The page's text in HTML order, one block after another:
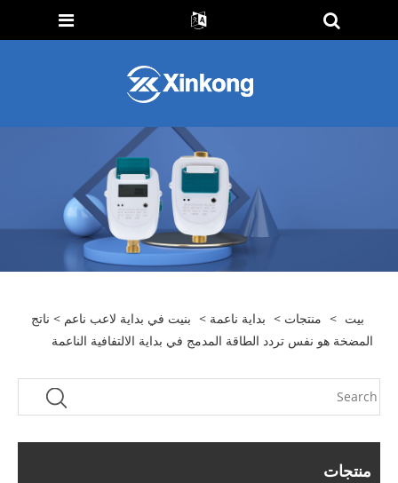
بيت > منتجات > بداية ناعمة > بنيت في بداية لاعب ناعم > ناتج
المضخة هو نفس تردد الطاقة المدمج في بداية الالتفافية الناعمة
منتجات